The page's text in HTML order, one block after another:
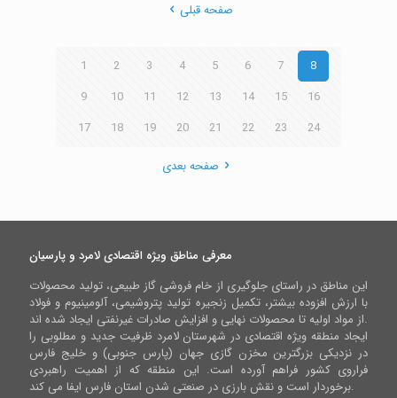
صفحه قبلی
1 2 3 4 5 6 7
8
9
10 11 12 13 14 15
16
17
18 19 20 21 22 23 24
صفحه بعدی
معرفی مناطق ویژه اقتصادی لامرد و پارسیان
این مناطق در راستای جلوگیری از خام فروشی گاز طبیعی، تولید محصولات
با ارزش افزوده بیشتر، تکمیل زنجیره تولید پتروشیمی، آلومینیوم و فولاد
از مواد اولیه تا محصولات نهایی و افزایش صادرات غیرنفتی ایجاد شده اند.
ایجاد منطقه ویژه اقتصادی در شهرستان لامرد ظرفیت جدید و مطلوبی را
در نزدیکی بزرگترین مخزن گازی جهان (پارس جنوبی) و خلیج فارس
فراروی کشور فراهم آورده است. این منطقه که از اهمیت راهبردی
برخوردار است و نقش بارزی در صنعتی شدن استان فارس ایفا می کند.